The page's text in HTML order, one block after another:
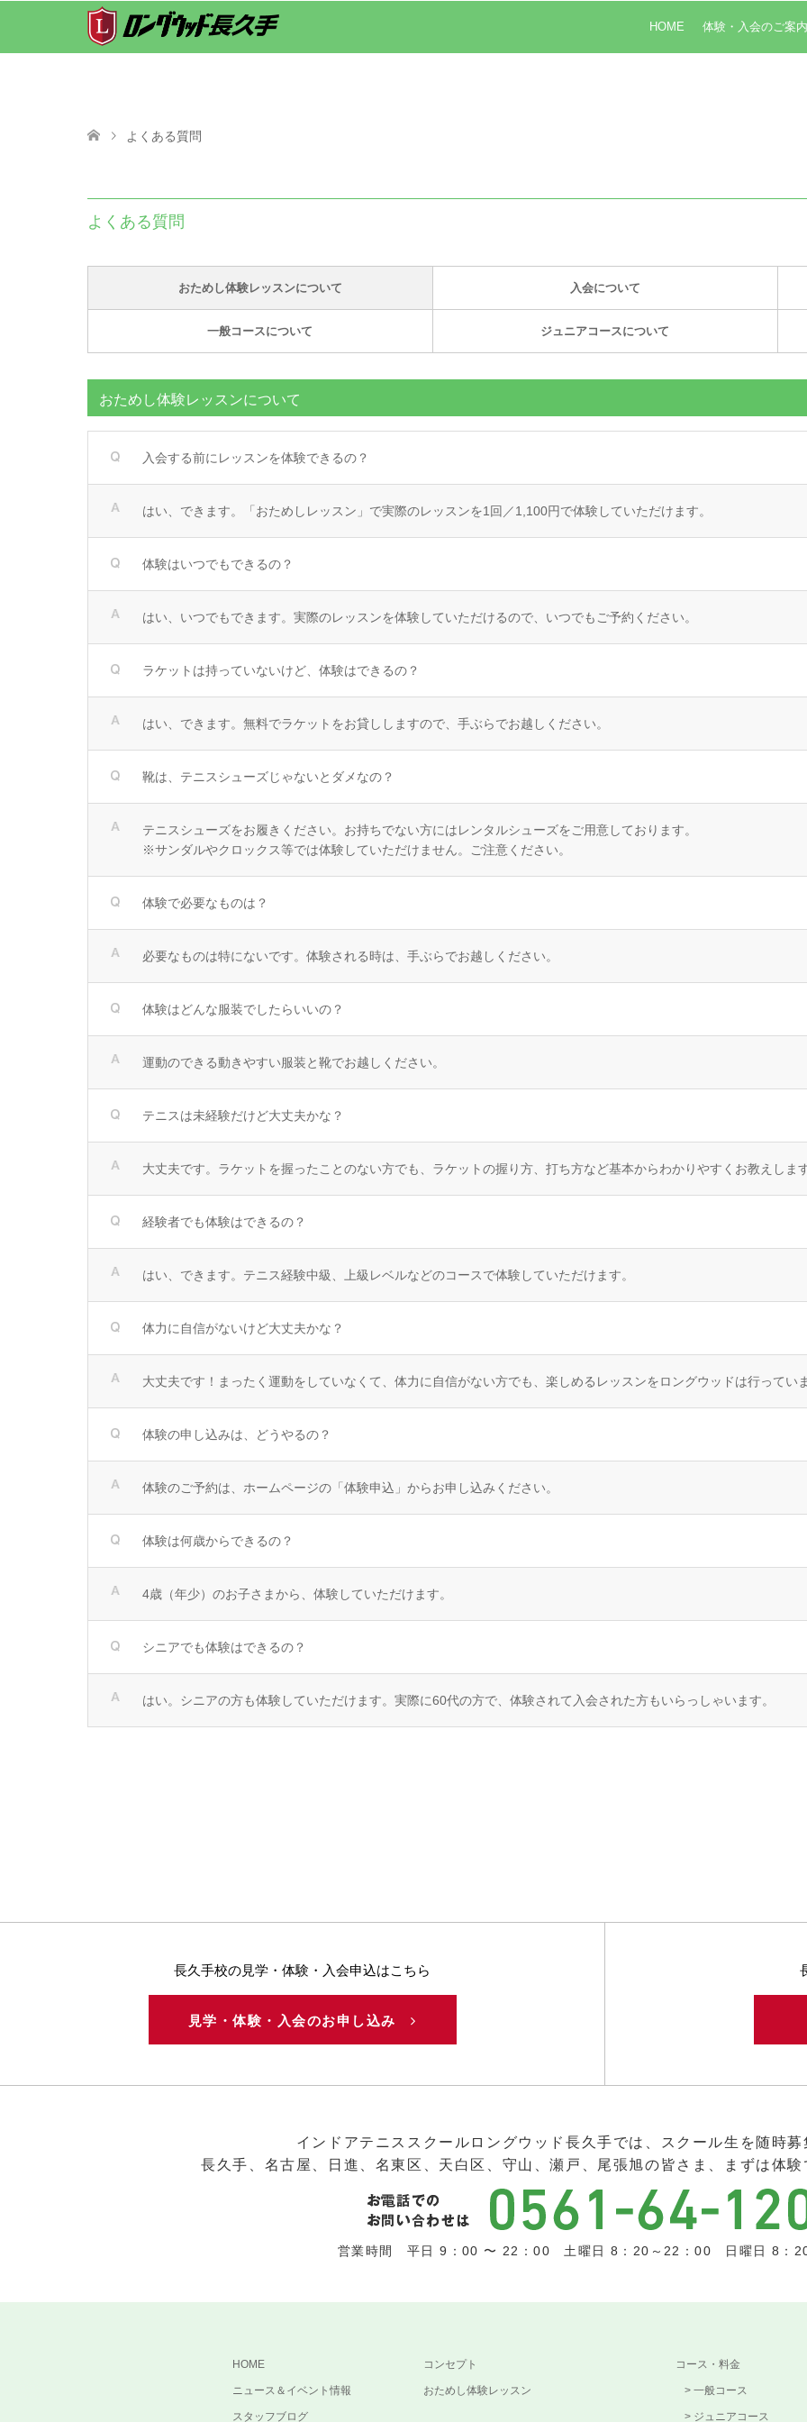
HOME 体験・入会のご案内
よくある質問
よくある質問
おためし体験レッスンについて 入会について
一般コースについて ジュニアコースについて
おためし体験レッスンについて
入会する前にレッスンを体験できるの？
はい、できます。「おためしレッスン」で実際のレッスンを1回／1,100円で体験していただけます。
体験はいつでもできるの？
はい、いつでもできます。実際のレッスンを体験していただけるので、いつでもご予約ください。
ラケットは持っていないけど、体験はできるの？
はい、できます。無料でラケットをお貸ししますので、手ぶらでお越しください。
靴は、テニスシューズじゃないとダメなの？
テニスシューズをお履きください。お持ちでない方にはレンタルシューズをご用意しております。
※サンダルやクロックス等では体験していただけません。ご注意ください。
体験で必要なものは？
必要なものは特にないです。体験される時は、手ぶらでお越しください。
体験はどんな服装でしたらいいの？
運動のできる動きやすい服装と靴でお越しください。
テニスは未経験だけど大丈夫かな？
大丈夫です。ラケットを握ったことのない方でも、ラケットの握り方、打ち方など基本からわかりやすくお教えしま
経験者でも体験はできるの？
はい、できます。テニス経験中級、上級レベルなどのコースで体験していただけます。
体力に自信がないけど大丈夫かな？
大丈夫です！まったく運動をしていなくて、体力に自信がない方でも、楽しめるレッスンをロングウッドは行ってい
体験の申し込みは、どうやるの？
体験のご予約は、ホームページの「体験申込」からお申し込みください。
体験は何歳からできるの？
4歳（年少）のお子さまから、体験していただけます。
シニアでも体験はできるの？
はい。シニアの方も体験していただけます。実際に60代の方で、体験されて入会された方もいらっしゃいます。
長久手校の見学・体験・入会申込はこちら
見学・体験・入会のお申し込み
インドアテニススクールロングウッド長久手では、スクール生を随時
長久手、名古屋、日進、名東区、天白区、守山、瀬戸、尾張旭の皆さま、まずは体
営業時間 平日 9：00 〜 22：00 土曜日 8：20～22：00 日曜日 8：
HOME
ニュース＆イベント情報
スタッフブログ
コンセプト
おためし体験レッスン
コース・料金
一般コース
ジュニアコース